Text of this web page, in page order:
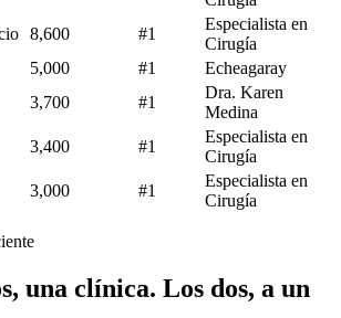
8,600 #1
Especialista en
Cirugía
5,000 #1
Echeagaray
3,700 #1
Dra. Karen
Medina
3,400 #1
Especialista en
Cirugía
3,000 #1
Especialista en
Cirugía
una clínica. Los dos, a un